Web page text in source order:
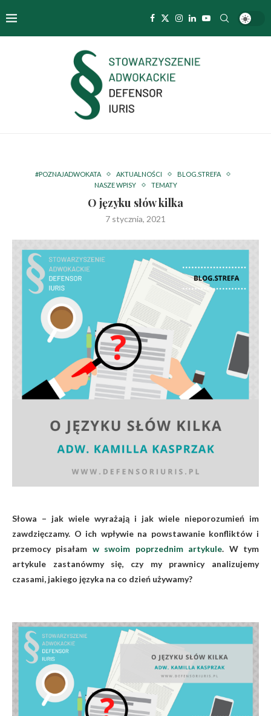
#POZNAJADWOKATA AKTUALNOŚCI
BLOG.STREFA
NASZE WPISY
TEMATY
O języku słów kilka
7 stycznia, 2021
Słowa – jak wiele wyrażają i jak wiele nieporozumień im
zawdzięczamy. O ich wpływie na powstawanie konfliktów i
przemocy pisałam w swoim poprzednim artykule. W tym
artykule zastanówmy się, czy my prawnicy analizujemy
czasami, jakiego języka na co dzień używamy?